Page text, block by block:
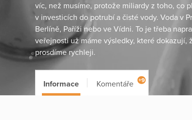
víc, než musíme, protože miliardy z toho, co
v investicích do potrubí a čisté vody. Voda v
Berlíně, Paříži nebo ve Vídni. To je třeba
veřejnosti už máme výsledky, které dokazují,
prosdíme rychleji.
Informace Komentáře +9